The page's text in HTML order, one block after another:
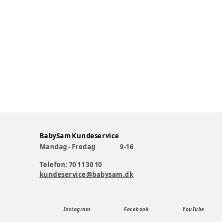
BabySam Kundeservice
Mandag - Fredag
9-16
Telefon: 70 11 30 10
kundeservice@babysam.dk
Instagram Facebook YouTube